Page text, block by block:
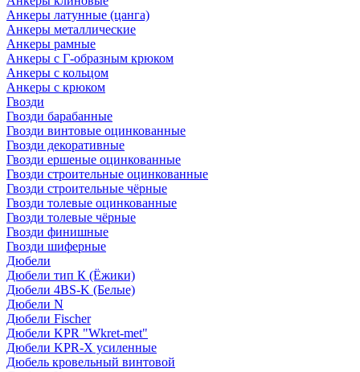
Анкеры латунные (цанга)
Анкеры металлические
Анкеры рамные
Анкеры с Г-образным крюком
Анкеры с кольцом
Анкеры с крюком
Гвозди
Гвозди барабанные
Гвозди винтовые оцинкованные
Гвозди декоративные
Гвозди ершеные оцинкованные
Гвозди строительные оцинкованные
Гвозди строительные чёрные
Гвозди толевые оцинкованные
Гвозди толевые чёрные
Гвозди финишные
Гвозди шиферные
Дюбели
Дюбели тип К (Ёжики)
Дюбели 4BS-K (Белые)
Дюбели N
Дюбели Fischer
Дюбели KPR "Wkret-met"
Дюбели KPR-Х усиленные
Дюбель кровельный винтовой